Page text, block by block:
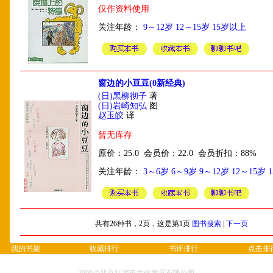
仅作资料使用
关注年龄： 9～12岁 12～15岁 15岁以上
窗边的小豆豆(0新经典)
(日)黑柳彻子 著
(日)岩崎知弘 图
赵玉皎 译
暂无库存
原价：25.0 会员价：22.0 会员折扣：88%
关注年龄： 3～6岁 6～9岁 9～12岁 12～15岁
共有26种书，2页，这是第1页 图书搜索 下一页
我的书架 收藏排行 书评排行 点击排